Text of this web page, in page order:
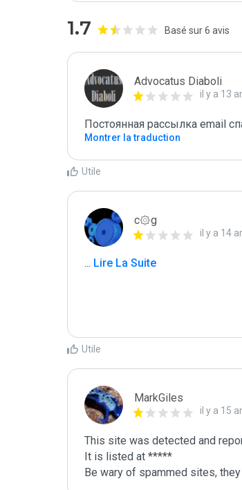
1.7 Basé sur 6 avis
Advocatus Diaboli
il y a 13
Постоянная рассылка email
Montrer la traduction
Utile
c۞g
il y a 14
... Lire La Suite
Utile
MarkGiles
il y a 15
This site was detected and
It is listed at *****
Be wary of spammed sites,